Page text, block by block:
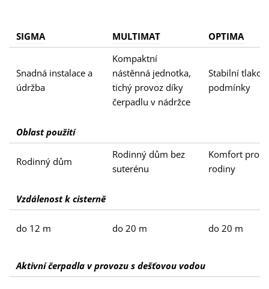
SIGMA MULTIMAT OPTIMA
Snadná instalace a
údržba
Kompaktní
nástěnná jednotka,
tichý provoz díky
čerpadlu v nádržce
Stabilní
podmínky
Oblast použití
Rodinný dům
Rodinný dům bez
suterénu
Komfort pro
rodiny
Vzdálenost k cisterně
do 12 m do 20 m do 20 m
Aktivní čerpadla v provozu s dešťovou vodou